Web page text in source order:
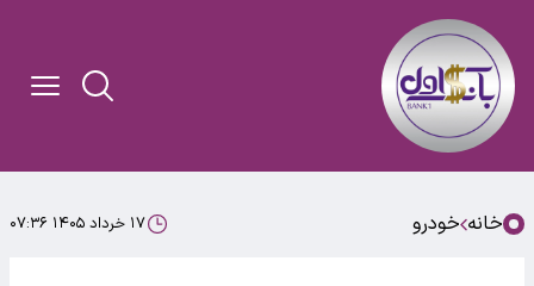
خانه خودرو ۱۷ خرداد ۱۴۰۵ ۰۷:۳۶